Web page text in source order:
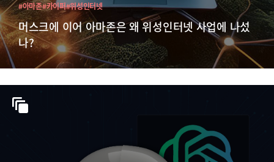
머스크에 이어 아마존은 왜 위성인터넷 사업에 나섰
나?
#아마존#카이퍼#위성인터넷